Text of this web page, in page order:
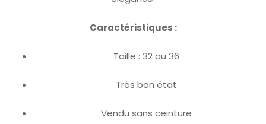
Caractéristiques :
Taille : 32 au 36
Très bon état
Vendu sans ceinture